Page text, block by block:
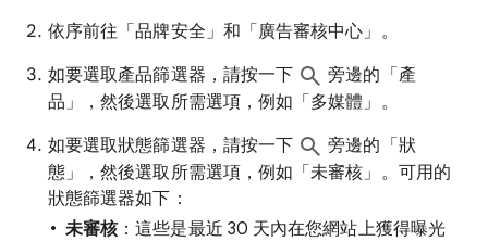
依序前往「品牌安全」 和「廣告審核中心」。
如要選取產品篩選器，請按一下
旁邊的「產
品」
，然後選取所需選項，例如「多媒體」。
如要選取狀態篩選器，請按一下
旁邊的「狀
態」
，然後選取所需選項，例如「未審核」。可用的
狀態篩選器如下：
未審核：這些是最近 30 天內在您網站上獲得曝光